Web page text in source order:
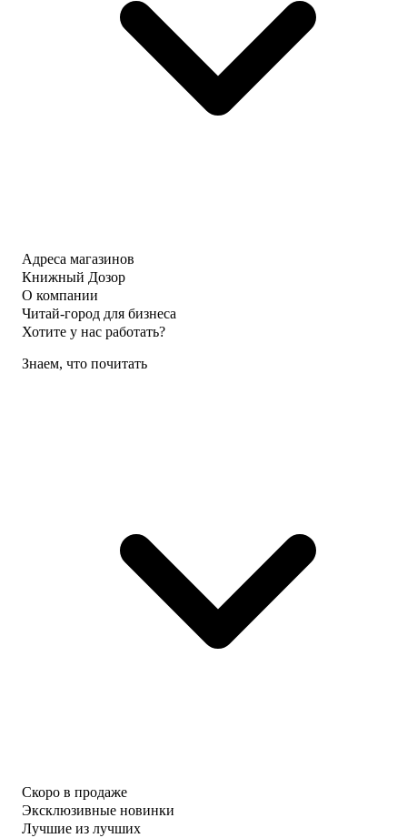
Адреса магазинов
Книжный Дозор
О компании
Читай-город для бизнеса
Хотите у нас работать?
Знаем, что почитать
Скоро в продаже
Эксклюзивные новинки
Лучшие из лучших